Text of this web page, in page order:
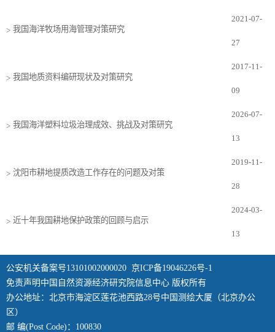
> 我国海洋牧场用海管理对策研究
2021-07-
27
> 我国地质资料编研现状及对策研究
2017-11-
09
> 我国海洋塑料垃圾治理成效、挑战及对策研究
2026-07-
13
> 沈阳市耕地提质改造工作存在的问题及对策
2019-11-
28
> 近十年我国耕地保护政策的回顾与启示
2024-03-
13
公安机关备案号13101002000020 京ICP备19046226号-1
免责声明中国自然资源经济研究院信息中心 版权所有
办公地址：北京市海淀区莲花池西路28号中国测绘大厦（北京办公
区）
邮 编(Post Code)：100830